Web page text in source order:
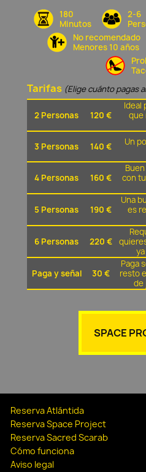
180
Minutos
2-6
No recomendado
Menores 10 años
Tarifas (Elige cuánto pagas
2 Personas 120 €
Ideal
que
3 Personas
140 €
Un
4 Personas 160 €
con
5 Personas
190 €
Una
es
6 Personas
220 €
Paga y señal
30 €
Paga
resto
de
SPACE
Reserva Atlántida
Reserva Space Project
Reserva Sacred Scarab
Cómo funciona
Aviso legal